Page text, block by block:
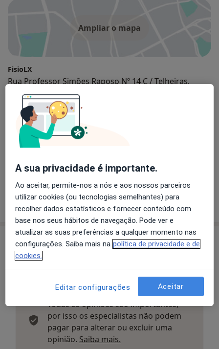
Ampliar o mapa
FisioLX
Rua Professor Simões Raposo Nº 14 C / Telheiras,
Lisboa 1600-622
Seguros
ACP
AdvanceCare
Allianz
Axa
Açoreana
Generali
Lusitania
Todos os seguros
Opiniões sobre os médicos (18)
Todas as opiniões são importantes,
por isso os especialistas não podem
pagar para alterar ou excluir uma
opinião. Saiba mais.
A sua privacidade é importante.
Ao aceitar, permite-nos a nós e aos nossos parceiros
utilizar cookies (ou tecnologias semelhantes) para
recolher dados estatísticos e fornecer conteúdo com
base nos seus hábitos de navegação. Pode ver e
atualizar as suas preferências a qualquer momento nas
configurações. Saiba mais na política de privacidade e de
cookies.
Editar configurações Aceitar